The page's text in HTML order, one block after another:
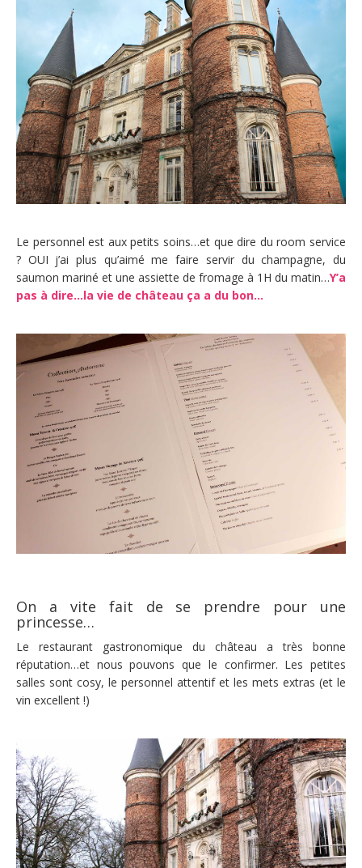
Le personnel est aux petits soins…et que dire du room service
? OUI j’ai plus qu’aimé me faire servir du champagne, du
saumon mariné et une assiette de fromage à 1H du matin…Y’a
pas à dire…la vie de château ça a du bon…
On a vite fait de se prendre pour une
princesse…
Le restaurant gastronomique du château a très bonne
réputation…et nous pouvons que le confirmer. Les petites
salles sont cosy, le personnel attentif et les mets extras (et le
vin excellent !)